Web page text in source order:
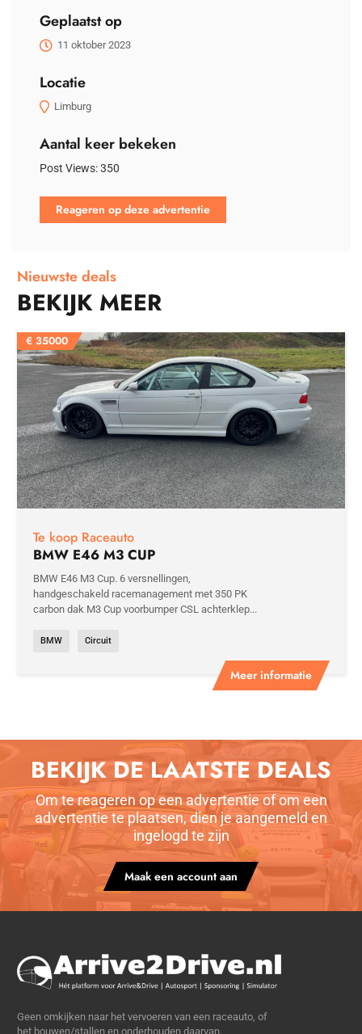
Geplaatst op
11 oktober 2023
Locatie
Limburg
Aantal keer bekeken
Post Views:350
Reageren op deze advertentie
Nieuwste deals
BEKIJK MEER
€ 35000
Meer informatie
Te koop Raceauto
BMW E46 M3 CUP
BMW E46 M3 Cup. 6 versnellingen,
handgeschakeld racemanagement met 350 PK
carbon dak M3 Cup voorbumper CSL achterklep...
BMW Circuit
BEKIJK DE LAATSTE DEALS
Om te reageren op een advertentie of om een
advertentie te plaatsen, dien je aangemeld en
ingelogd te zijn
Maak een account aan
Geen omkijken naar het vervoeren van een raceauto, of
het bouwen/stallen en onderhouden daarvan.